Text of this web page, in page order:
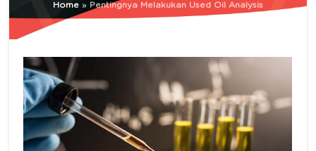
Home» Pentingnya Melakukan Used Oil Analysis